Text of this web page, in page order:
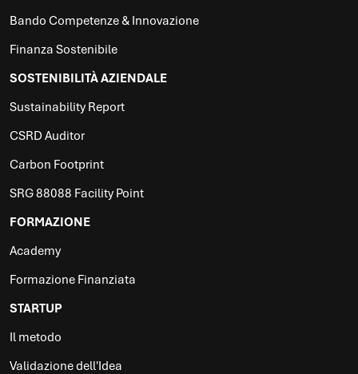
Bando Competenze & Innovazione
Finanza Sostenibile
SOSTENIBILITÀ AZIENDALE
Sustainability Report
CSRD Auditor
Carbon Footprint
SRG 88088 Facility Point
FORMAZIONE
Academy
Formazione Finanziata
STARTUP
Il metodo
Validazione dell'Idea